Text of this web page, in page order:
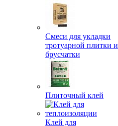
Смеси для укладки
тротуарной плитки и
брусчатки
Плиточный клей
Клей для